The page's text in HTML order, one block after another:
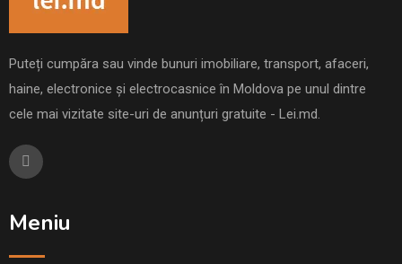
Puteți cumpăra sau vinde bunuri imobiliare, transport, afaceri,
haine, electronice și electrocasnice în Moldova pe unul dintre
cele mai vizitate site-uri de anunțuri gratuite - Lei.md.
Meniu